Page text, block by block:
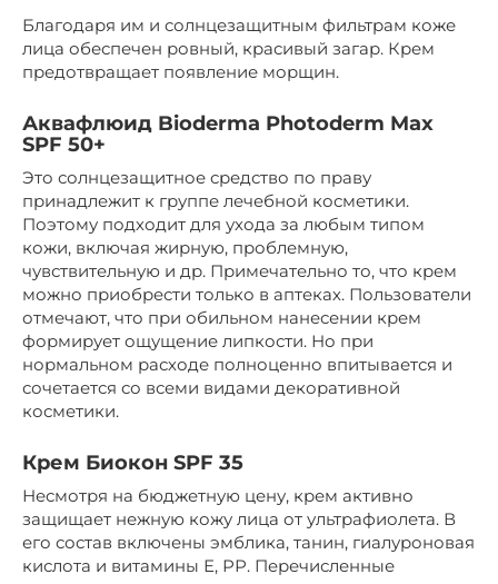
Благодаря им и солнцезащитным фильтрам коже
лица обеспечен ровный, красивый загар. Крем
предотвращает появление морщин.
Аквафлюид Bioderma Photoderm Max
SPF 50+
Это солнцезащитное средство по праву
принадлежит к группе лечебной косметики.
Поэтому подходит для ухода за любым типом
кожи, включая жирную, проблемную,
чувствительную и др. Примечательно то, что крем
можно приобрести только в аптеках. Пользователи
отмечают, что при обильном нанесении крем
формирует ощущение липкости. Но при
нормальном расходе полноценно впитывается и
сочетается со всеми видами декоративной
косметики.
Крем Биокон SPF 35
Несмотря на бюджетную цену, крем активно
защищает нежную кожу лица от ультрафиолета. В
его состав включены эмблика, танин, гиалуроновая
кислота и витамины Е, РР. Перечисленные